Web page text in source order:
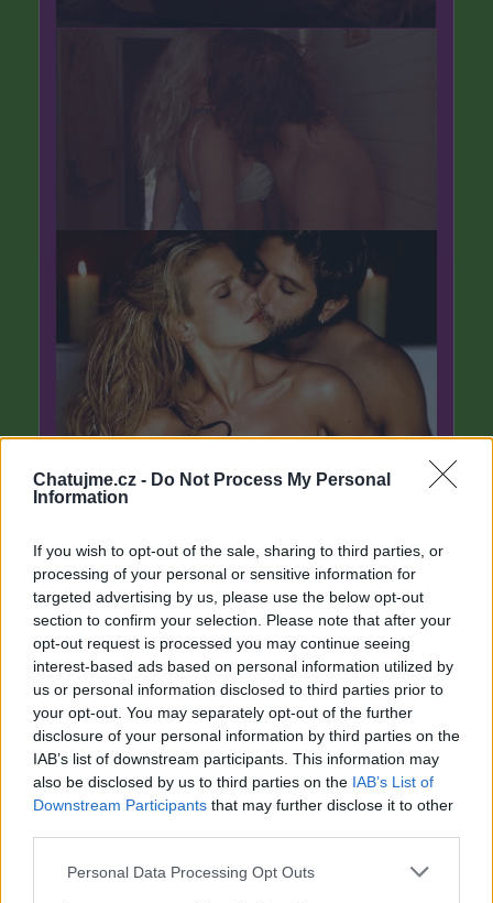
Chatujme.cz - Do Not Process My Personal
Information
If you wish to opt-out of the sale, sharing to third parties, or
processing of your personal or sensitive information for
targeted advertising by us, please use the below opt-out
section to confirm your selection. Please note that after your
opt-out request is processed you may continue seeing
interest-based ads based on personal information utilized by
us or personal information disclosed to third parties prior to
your opt-out. You may separately opt-out of the further
disclosure of your personal information by third parties on the
IAB’s list of downstream participants. This information may
also be disclosed by us to third parties on the IAB’s List of
Downstream Participants that may further disclose it to other
Personal Data Processing Opt Outs